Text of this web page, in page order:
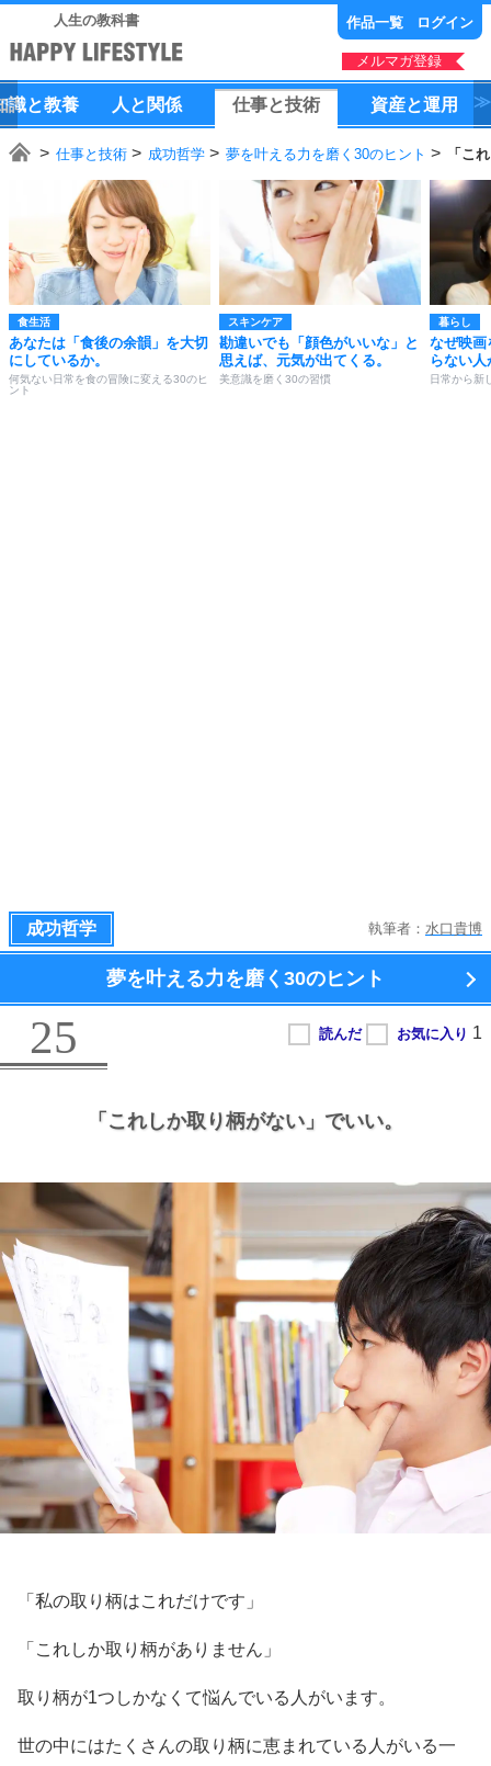
人生の教科書 作品一覧 ログイン
メルマガ登録
識と教養 人 と 関係 仕事と技術 資産と運用
仕事と技術 成功哲学 夢を叶える力を磨く30のヒント 「こ
食生活
あなたは「食後の余韻」を大切
にしているか。
何気ない日常を食の冒険に変える30のヒ
ント
スキンケア
勘違いでも「顔色がいいな」と
思えば、元気が出てくる。
美意識を磨く30の習慣
暮らし
なぜ映画
らない
日常から新
成功哲学 執筆者： 水口貴博
夢を叶える力を磨く 30のヒント
25
「これしか取り柄がない」でいい。
「私の取り柄はこれだけです」
「これしか取り柄がありません」
取り柄が1つしかなくて悩んでいる人がいます。
世の中にはたくさんの取り柄に恵まれている人がいる一